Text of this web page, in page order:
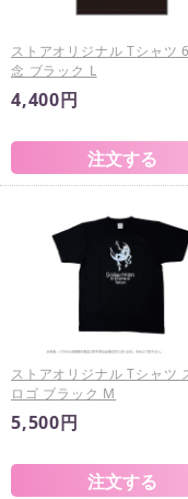
ストアオリジナル Tシャツ
念 ブラック L
4,400円
ストアオリジナル Tシャツ
ロゴ ブラック M
5,500円